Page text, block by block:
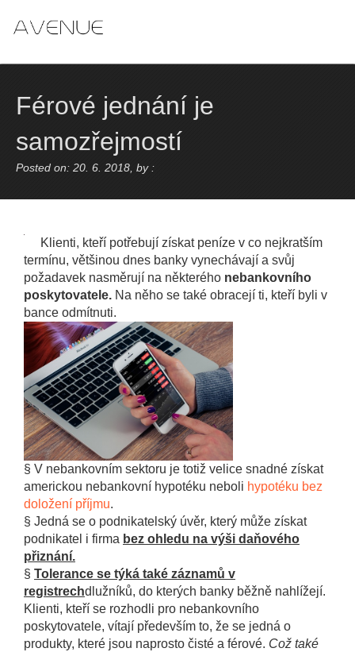
Férové jednání je
samozřejmostí
Posted on: 20. 6. 2018, by :
Klienti, kteří potřebují získat peníze v co nejkratším
termínu, většinou dnes banky vynechávají a svůj
požadavek nasměrují na některého nebankovního
poskytovatele. Na něho se také obracejí ti, kteří byli v
bance odmítnuti.
§ V nebankovním sektoru je totiž velice snadné získat
americkou nebankovní hypotéku neboli hypotéku bez
doložení příjmu.
§ Jedná se o podnikatelský úvěr, který může získat
podnikatel i firma bez ohledu na výši daňového
přiznání.
§ Tolerance se týká také záznamů v
registrechdlužníků, do kterých banky běžně nahlížejí.
Klienti, kteří se rozhodli pro nebankovního
poskytovatele, vítají především to, že se jedná o
produkty, které jsou naprosto čisté a férové. Což také